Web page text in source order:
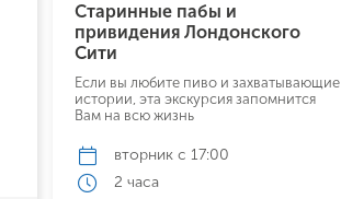
Старинные пабы и
привидения Лондонского
Сити
Если вы любите пиво и захватывающие
истории, эта экскурсия запомнится
Вам на всю жизнь
вторник с 17:00
2 часа